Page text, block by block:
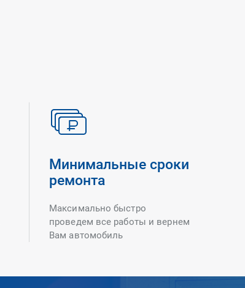
Минимальные сроки
ремонта
Максимально быстро
проведем все работы и вернем
Вам автомобиль